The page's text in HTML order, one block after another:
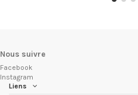
Nous suivre
Facebook
Instagram
Liens